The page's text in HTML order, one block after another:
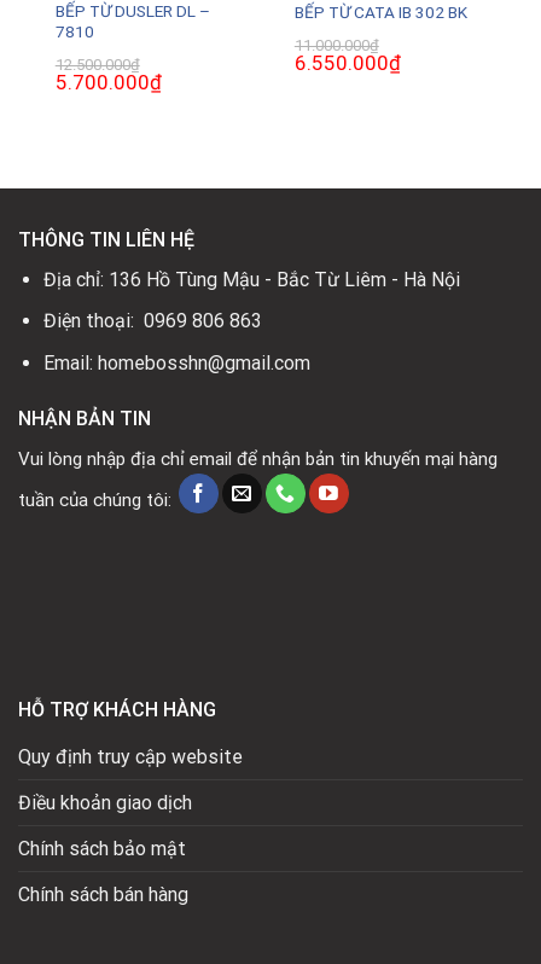
BẾP TỪ DUSLER DL –
7810
12.500.000₫
Giá
gốc
5.700.000₫Giá
hiện
BẾP TỪ CATA IB 302 BK
11.000.000₫
Giá
gốc
6.550.000₫Giá
hiện
THÔNG TIN LIÊN HỆ
Địa chỉ: 136 Hồ Tùng Mậu - Bắc Từ Liêm - Hà Nội
Điện thoại: 0969 806 863
Email: homebosshn@gmail.com
NHẬN BẢN TIN
Vui lòng nhập địa chỉ email để nhận bản tin khuyến mại hàng
tuần của chúng tôi:
HỖ TRỢ KHÁCH HÀNG
Quy định truy cập website
Điều khoản giao dịch
Chính sách bảo mật
Chính sách bán hàng